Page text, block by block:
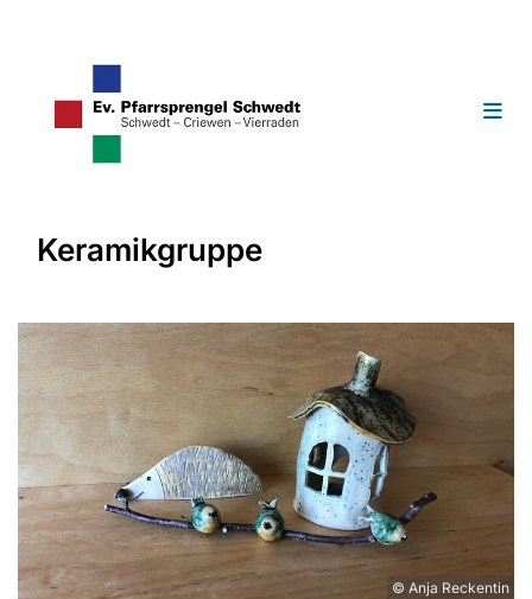
Keramikgruppe
© Anja Reckentin